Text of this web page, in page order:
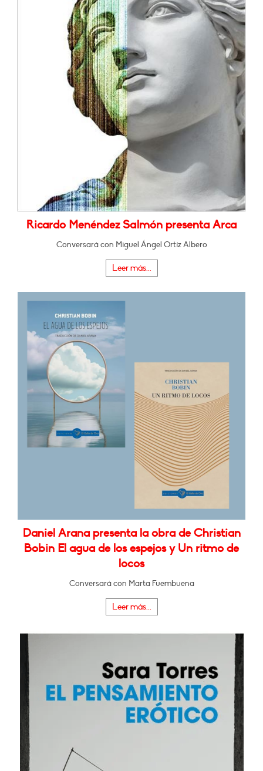
Ricardo Menéndez Salmón presenta Arca
Conversará con Miguel Ángel Ortíz Albero
Leer más...
Daniel Arana presenta la obra de Christian
Bobin El agua de los espejos y Un ritmo de
locos
Conversará con Marta Fuembuena
Leer más...